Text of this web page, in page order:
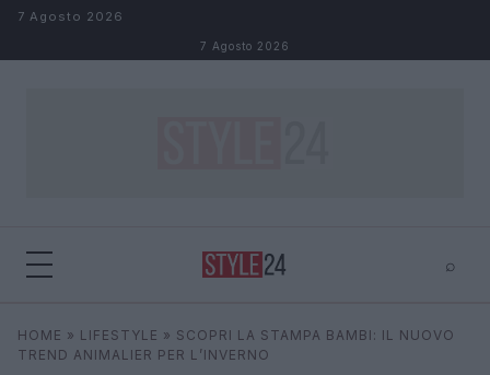
Salta al contenuto
7 Agosto 2026
7 Agosto 2026
⌕
Cerca ⌕ ×
HOME » LIFESTYLE » SCOPRI LA STAMPA BAMBI: IL NUOVO
TREND ANIMALIER PER L’INVERNO